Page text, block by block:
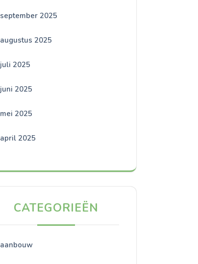
september 2025
augustus 2025
juli 2025
juni 2025
mei 2025
april 2025
CATEGORIEËN
aanbouw